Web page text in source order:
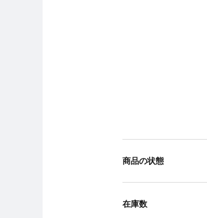
商品の状態
在庫数